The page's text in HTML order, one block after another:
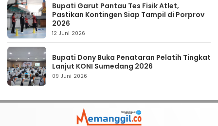
Bupati Garut Pantau Tes Fisik Atlet,
Pastikan Kontingen Siap Tampil di Porprov
2026
12 Juni 2026
Bupati Dony Buka Penataran Pelatih Tingkat
Lanjut KONI Sumedang 2026
09 Juni 2026